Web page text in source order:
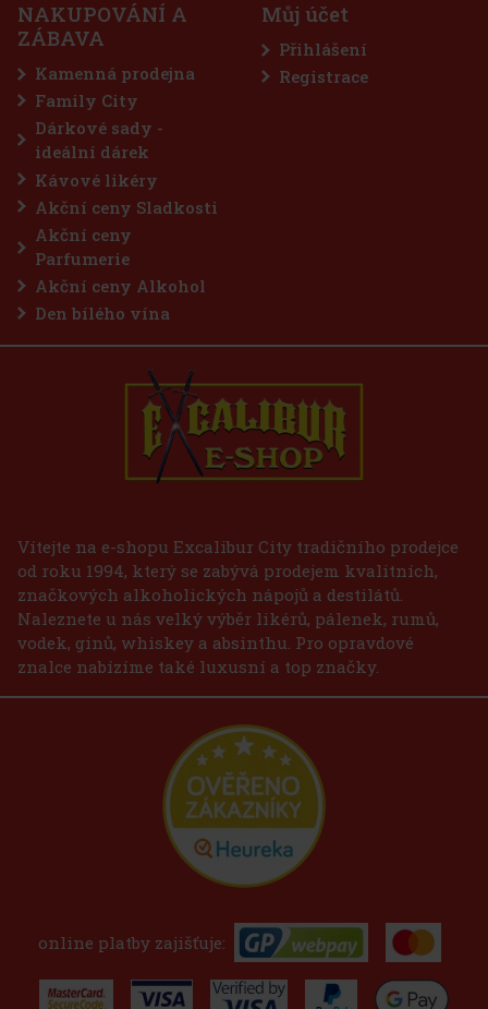
bezcukrové žvýkačky určené pro
maximálně intenzivní mentolové
chladivých mentolových tónů přináší
a dlouhotrvající svěží dech. Praktická dóza
57 Kč
NAKUPOVÁNÍ A
ZÁBAVA
Kamenná prodejna
Family City
Dárkové sady -
ideální dárek
Kávové likéry
Akční ceny Sladkosti
Akční ceny
Parfumerie
Akční ceny Alkohol
Den bílého vína
Můj účet
Přihlášení
Registrace
Vítejte na e-shopu Excalibur City tradičního prodejce
od roku 1994, který se zabývá prodejem kvalitních,
značkových alkoholických nápojů a destilátů.
Naleznete u nás velký výběr likérů, pálenek, rumů,
vodek, ginů, whiskey a absinthu. Pro opravdové
znalce nabízíme také luxusní a top značky.
online platby zajišťuje: